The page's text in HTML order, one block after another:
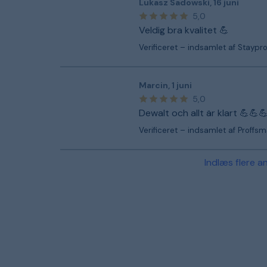
Lukasz Sadowski, 16 juni
5,0
Veldig bra kvalitet 💪
Verificeret – indsamlet af
Marcin, 1 juni
5,0
Dewalt och allt är klart 💪💪💪
Verificeret – indsamlet af
Indlæs flere